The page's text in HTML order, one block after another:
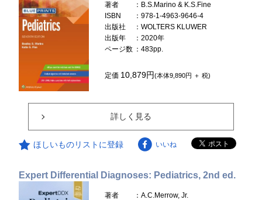
著者
：B.S.Marino & K.S.Fine
ISBN
：978-1-4963-9646-4
出版社
：WOLTERS KLUWER
出版年
：2020年
ページ数 ：483pp.
定価 10,879円(本体9,890円 ＋ 税)
詳しく見る
ほしいものリストに登録 いいね
Expert Differential Diagnoses: Pediatrics, 2nd ed.
著者
：A.C.Merrow, Jr.